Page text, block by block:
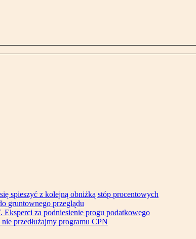
spieszyć z kolejną obniżką stóp procentowych
gruntownego przeglądu
Eksperci za podniesienie progu podatkowego
przedłużajmy programu CPN